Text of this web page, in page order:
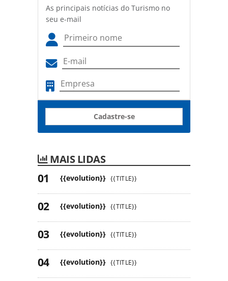
As principais notícias do Turismo no
seu e-mail
Cadastre-se
MAIS LIDAS
{{evolution}} {{TITLE}}
{{evolution}} {{TITLE}}
{{evolution}} {{TITLE}}
{{evolution}} {{TITLE}}